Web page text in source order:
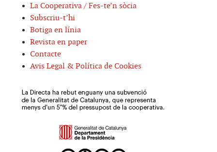
La Cooperativa / Fes-te’n sòcia
Subscriu-t’hi
Botiga en línia
Revista en paper
Contacte
Avis Legal & Política de Cookies